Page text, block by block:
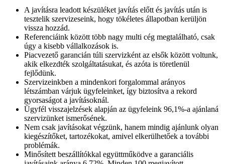
A javításra leadott készüléket javítás előtt és javítás után is
tesztelik szervizeseink, hogy tökéletes állapotban kerüljön
vissza hozzád.
Referenciáink között több nagy multi cég megtalálható, csak
úgy a kisebb vállalkozások is.
Piacvezető garancián túli szervizként az elsők között voltunk,
akik elkezdték szolgáltatásukat, és azóta is töretlenül
fejlődünk.
Szervizeinkben a mindenkori forgalommal arányos
létszámban várjuk ügyfeleinket, így biztosítva a rekord
gyorsaságot a javításoknál.
Ügyfél visszajelzések alapján az ügyfeleink 96,1%-a ajánlaná
szervizünket ismerősének.
Nem csak javításokat végzünk, hanem mindig ajánlunk olyan
kiegészítőket, tartozékokat, amivel elkerülhetőek a további
problémák.
Minősített beszállítókkal együttműködve a garanciális